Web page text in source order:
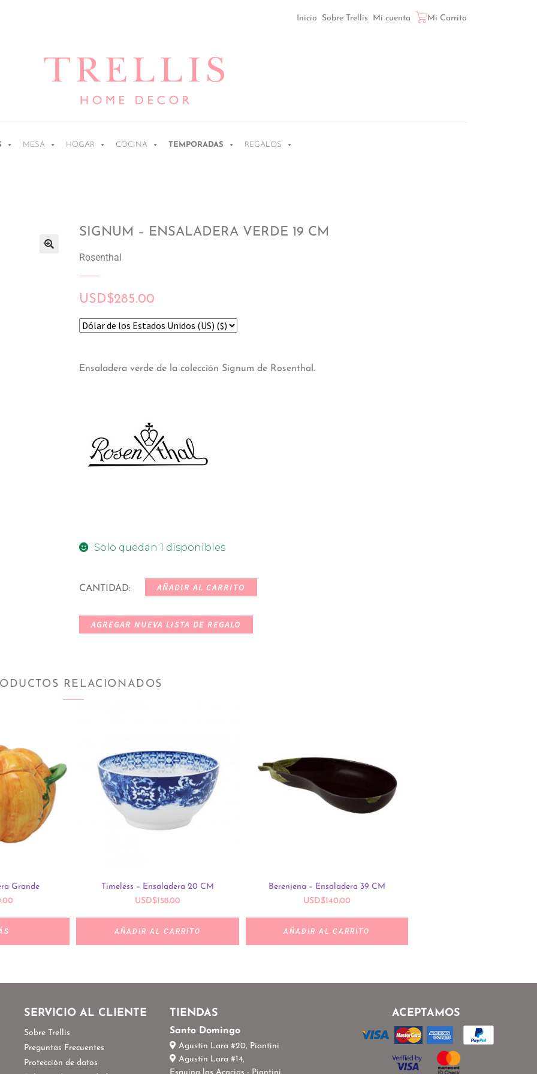
Inicio Sobre Trellis Mi cuenta Mi Carrito
MESA HOGAR COCINA TEMPORADAS REGALOS
SIGNUM – ENSALADERA VERDE 19 CM
Rosenthal
USD$285.00
Ensaladera verde de la colección Signum de Rosenthal.
Solo quedan 1 disponibles
CANTIDAD: AÑADIR AL CARRITO
AGREGAR NUEVA LISTA DE REGALO
RELACIONADOS
Grande
Timeless – Ensaladera 20 CM
USD$158.00
AÑADIR AL CARRITO
Berenjena – Ensaladera 39 CM
USD$140.00
AÑADIR AL CARRITO
SERVICIO AL CLIENTE
Sobre Trellis
Preguntas Frecuentes
Protección de datos
TIENDAS
Santo Domingo
Agustin Lara #20, Piantini
Agustín Lara #14,
ACEPTAMOS